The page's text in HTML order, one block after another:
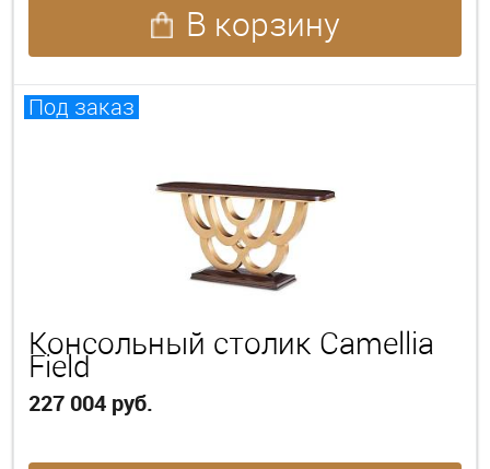
В корзину
Под заказ
Консольный столик Camellia
Field
227 004 руб.